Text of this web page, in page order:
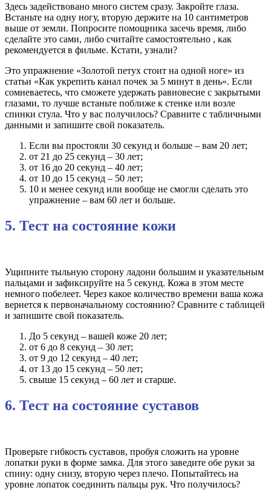
Здесь задействовано много систем сразу. Закройте глаза.
Встаньте на одну ногу, вторую держите на 10 сантиметров
выше от земли. Попросите помощника засечь время, либо
сделайте это сами, либо считайте самостоятельно , как
рекомендуется в фильме. Кстати, узнали?
Это упражнение «Золотой петух стоит на одной ноге» из
статьи «Как укрепить канал почек за 5 минут в день». Если
сомневаетесь, что сможете удержать равновесие с закрытыми
глазами, то лучше встаньте поближе к стенке или возле
спинки стула. Что у вас получилось? Сравните с табличными
данными и запишите свой показатель.
Если вы простояли 30 секунд и больше – вам 20 лет;
от 21 до 25 секунд – 30 лет;
от 16 до 20 секунд – 40 лет;
от 10 до 15 секунд – 50 лет;
10 и менее секунд или вообще не смогли сделать это
упражнение – вам 60 лет и больше.
5. Тест на состояние кожи
Ущипните тыльную сторону ладони большим и указательным
пальцами и зафиксируйте на 5 секунд. Кожа в этом месте
немного побелеет. Через какое количество времени ваша кожа
вернется к первоначальному состоянию? Сравните с таблицей
и запишите свой показатель.
До 5 секунд – вашей коже 20 лет;
от 6 до 8 секунд – 30 лет;
от 9 до 12 секунд – 40 лет;
от 13 до 15 секунд – 50 лет;
свыше 15 секунд – 60 лет и старше.
6. Тест на состояние суставов
Проверьте гибкость суставов, пробуя сложить на уровне
лопатки руки в форме замка. Для этого заведите обе руки за
спину: одну снизу, вторую через плечо. Попытайтесь на
уровне лопаток соединить пальцы рук. Что получилось?